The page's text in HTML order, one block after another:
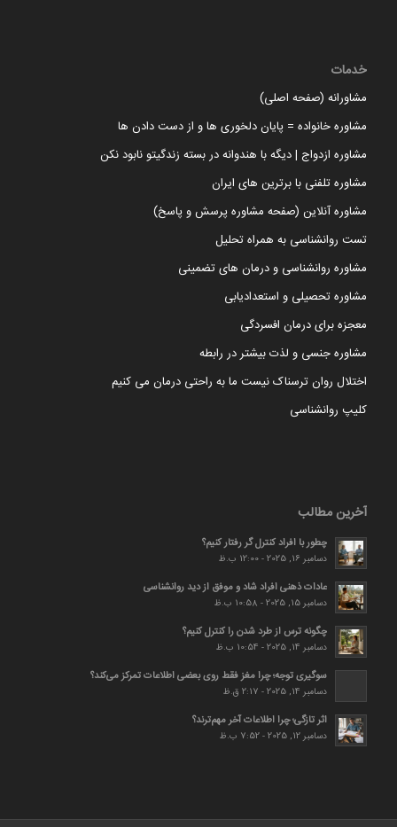
خدمات
مشاورانه (صفحه اصلی)
مشاوره خانواده = پایان دلخوری ها و از دست دادن ها
مشاوره ازدواج | دیگه با هندوانه در بسته زندگیتو نابود نکن
مشاوره تلفنی با برترین های ایران
مشاوره آنلاین (صفحه مشاوره پرسش و پاسخ)
تست روانشناسی به همراه تحلیل
مشاوره روانشناسی و درمان های تضمینی
مشاوره تحصیلی و استعدادیابی
معجزه برای درمان افسردگی
مشاوره جنسی و لذت بیشتر در رابطه
اختلال روان ترسناک نیست ما به راحتی درمان می کنیم
کلیپ روانشناسی
آخرین مطالب
چطور با افراد کنترل گر رفتار کنیم؟
دسامبر 16, 2025 - 12:00 ب.ظ
عادات ذهنی افراد شاد و موفق از دید روانشناسی
دسامبر 15, 2025 - 10:58 ب.ظ
چگونه ترس از طرد شدن را کنترل کنیم؟
دسامبر 14, 2025 - 10:54 ب.ظ
سوگیری توجه؛ چرا مغز فقط روی بعضی اطلاعات تمرکز می‌کند؟
دسامبر 14, 2025 - 2:17 ق.ظ
اثر تازگی؛ چرا اطلاعات آخر مهم‌ترند؟
دسامبر 12, 2025 - 7:52 ب.ظ